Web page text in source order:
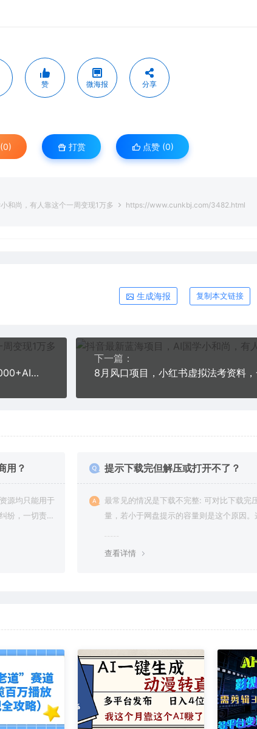
赞 微海报 分享
打赏 点赞 (0)
和尚，有人靠这个一周变现1万多 https://www.cunkbj.com/3482.html
生成海报 复制本文链接
男粉项目，最新技术视频条条热门，一条作品1000+AI生成3分钟一条
下一篇：
用？
源均只能用于
纷，一切责任
提示下载完但解压或打开不了？
最常见的情况是下载不完整: 可对比下载完
量，若小于网盘提示的容量则是这个原因
查看详情